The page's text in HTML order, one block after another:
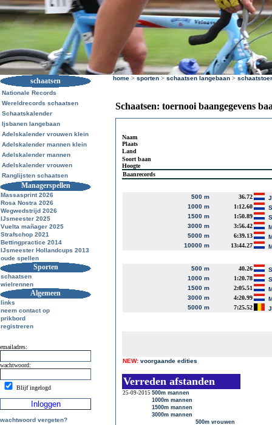
schaatsen
Nationale Records
Wereldrecords schaatsen
Schaatskalender
Ijsbanen langebaan
Adelskalender vrouwen klein
Adelskalender mannen klein
Adelskalender mannen
Adelskalender vrouwen
Ranglijsten schaatsen
Managerspellen
Massasprint 2026
Rosa Nostra 2026
Wegwedstrijd 2026
IJsmeester 2025
Vuelta mañager 2025
Strafschop 2021
Bettingpractice 2014
IJsmeester Hollandcups 2013
oude spellen
Sporten
schaatsen
wielrennen
Algemeen
links
neem contact op
prikbord
registreren
emailadres:
wachtwoord:
Blijf ingelogd
wachtwoord vergeten?
home > sporten > schaatsen langebaan >
Schaatsen: toernooi baangegevens
Naam
Plaats
Land
Soort baan
Hoogte
Baanrecords
500 m 36.72
1000 m
1:12.60
1500 m
1:50.89
3000 m
3:56.42
5000 m
6:39.13
10000 m
13:44.27
500 m 40.26
1000 m
1:20.78
1500 m
2:05.51
3000 m
4:20.99
5000 m
7:25.52
NEW: voorgaande edities
Verreden afstanden
25-09-2015 500m mannen
1000m mannen
1500m mannen
3000m mannen
500m vrouwen